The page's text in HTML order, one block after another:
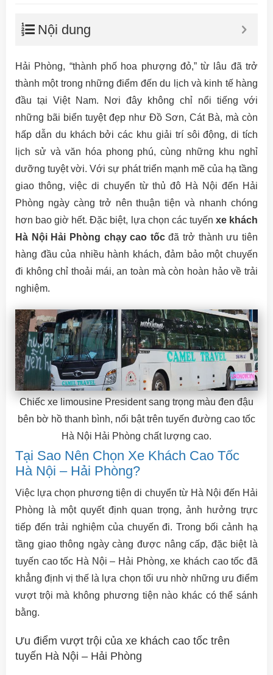
Nội dung
Hải Phòng, “thành phố hoa phượng đỏ,” từ lâu đã trở
thành một trong những điểm đến du lịch và kinh tế hàng
đầu tại Việt Nam. Nơi đây không chỉ nổi tiếng với
những bãi biển tuyệt đẹp như Đồ Sơn, Cát Bà, mà còn
hấp dẫn du khách bởi các khu giải trí sôi động, di tích
lịch sử và văn hóa phong phú, cùng những khu nghỉ
dưỡng tuyệt vời. Với sự phát triển mạnh mẽ của hạ tầng
giao thông, việc di chuyển từ thủ đô Hà Nội đến Hải
Phòng ngày càng trở nên thuận tiện và nhanh chóng
hơn bao giờ hết. Đặc biệt, lựa chọn các tuyến xe khách
Hà Nội Hải Phòng chạy cao tốcđã trở thành ưu tiên
hàng đầu của nhiều hành khách, đảm bảo một chuyến
đi không chỉ thoải mái, an toàn mà còn hoàn hảo về trải
nghiệm.
Chiếc xe limousine President sang trọng màu đen đậu
bên bờ hồ thanh bình, nổi bật trên tuyến đường cao tốc
Hà Nội Hải Phòng chất lượng cao.
Tại Sao Nên Chọn Xe Khách Cao Tốc
Hà Nội – Hải Phòng?
Việc lựa chọn phương tiện di chuyển từ Hà Nội đến Hải
Phòng là một quyết định quan trọng, ảnh hưởng trực
tiếp đến trải nghiệm của chuyến đi. Trong bối cảnh hạ
tầng giao thông ngày càng được nâng cấp, đặc biệt là
tuyến cao tốc Hà Nội – Hải Phòng, xe khách cao tốc đã
khẳng định vị thế là lựa chọn tối ưu nhờ những ưu điểm
vượt trội mà không phương tiện nào khác có thể sánh
bằng.
Ưu điểm vượt trội của xe khách cao tốc trên
tuyến Hà Nội – Hải Phòng